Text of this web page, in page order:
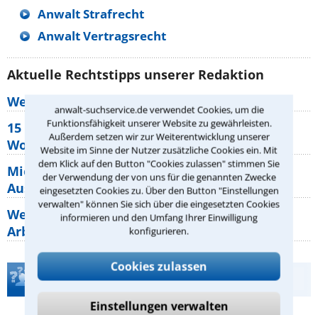
anwalt-suchservice.de verwendet Cookies, um die
Funktionsfähigkeit unserer Website zu gewährleisten.
Außerdem setzen wir zur Weiterentwicklung unserer
Website im Sinne der Nutzer zusätzliche Cookies ein. Mit
dem Klick auf den Button "Cookies zulassen" stimmen Sie
der Verwendung der von uns für die genannten Zwecke
eingesetzten Cookies zu. Über den Button "Einstellungen
verwalten" können Sie sich über die eingesetzten Cookies
informieren und den Umfang Ihrer Einwilligung
konfigurieren.
Cookies zulassen
Einstellungen verwalten
Anwalt Strafrecht
Anwalt Vertragsrecht
Aktuelle Rechtstipps unserer Redaktion
Wer muss Zweitwohnungssteuer zahlen?
15 elementare Rechte, die jeder
Wohnungseigentümer kennen sollte
Mietpreisbremse 2026: Alle Regeln,
Ausnahmen und Rechte für Mieter
Welche Regeln für Teilnahme, Urlaub,
Arbeitszeit gelten beim
Teste Dein Rechtswissen